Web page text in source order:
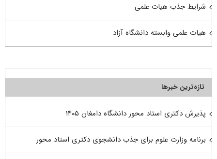
شرایط جذب هیات علمی
هیات علمی وابسته دانشگاه آزاد
تازه‌ترین خبرها
پذیرش دکتری استاد محور دانشگاه دامغان ۱۴۰۵
برنامه وزارت علوم برای جذب دانشجوی دکتری استاد محور